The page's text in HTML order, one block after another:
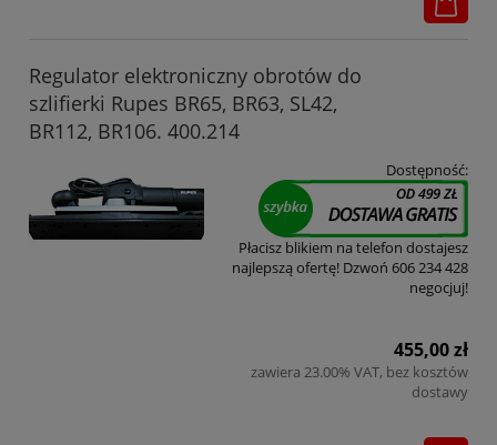
Regulator elektroniczny obrotów do
szlifierki Rupes BR65, BR63, SL42,
BR112, BR106. 400.214
Dostępność:
Płacisz blikiem na telefon dostajesz
najlepszą ofertę! Dzwoń 606 234 428
negocjuj!
455,00 zł
zawiera 23.00% VAT, bez kosztów
dostawy